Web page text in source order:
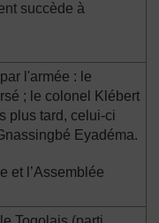
succède à
l'armée : le
; le colonel Klébert
plus tard, celui-ci
Eyadéma.
et l’Assemblée